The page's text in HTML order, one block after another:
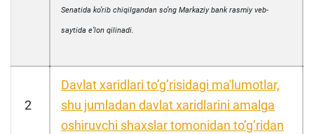
Senatida koʼrib chiqilgandan soʼng Markaziy bank rasmiy veb-
saytida eʼlon qilinadi.
2
Davlat xaridlari toʼgʼrisidagi ma'lumotlar,
shu jumladan davlat xaridlarini amalga
oshiruvchi shaxslar tomonidan toʼgʼridan